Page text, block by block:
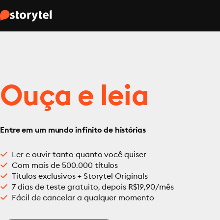
Ouça e leia
Entre em um mundo infinito de histórias
Ler e ouvir tanto quanto você quiser
Com mais de 500.000 títulos
Títulos exclusivos + Storytel Originals
7 dias de teste gratuito, depois R$19,90/mês
Fácil de cancelar a qualquer momento